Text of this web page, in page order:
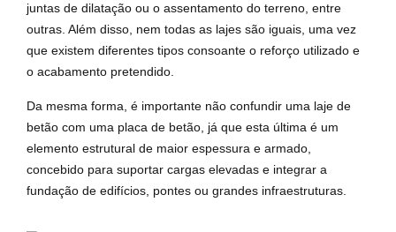
juntas de dilatação ou o assentamento do terreno, entre
outras. Além disso, nem todas as lajes são iguais, uma vez
que existem diferentes tipos consoante o reforço utilizado e
o acabamento pretendido.
Da mesma forma, é importante não confundir uma laje de
betão com uma placa de betão, já que esta última é um
elemento estrutural de maior espessura e armado,
concebido para suportar cargas elevadas e integrar a
fundação de edifícios, pontes ou grandes infraestruturas.